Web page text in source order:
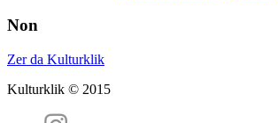
Non
Zer da Kulturklik
Kulturklik © 2015